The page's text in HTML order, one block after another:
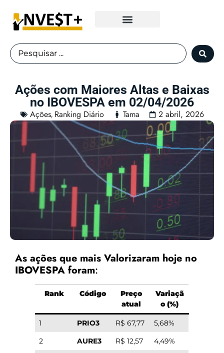
Ações com Maiores Altas e Baixas
no IBOVESPA em 02/04/2026
Ações, Ranking Diário Tama 2 abril, 2026
As ações que mais Valorizaram hoje no
IBOVESPA foram:
Rank Código
Preço
atual
Variaçã
o (%)
1 PRIO3 R$ 67,77
5,68%
2
AURE3 R$ 12,57
4,49%